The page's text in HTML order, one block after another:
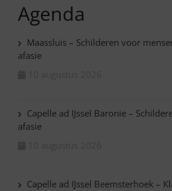
Agenda
Maassluis – Schilderen voor
afasie
Capelle ad IJssel Baronie –
afasie
Capelle ad IJssel Beemsterhoek –